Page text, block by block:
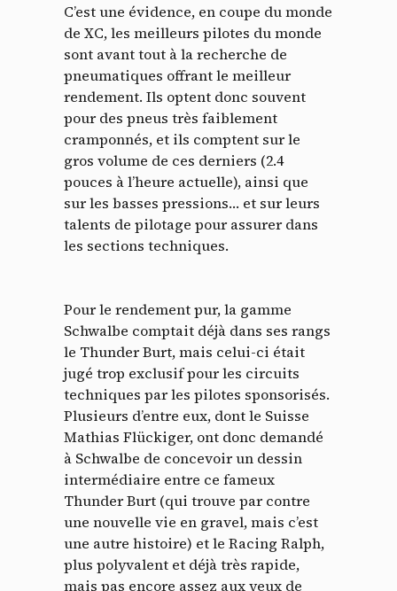
C’est une évidence, en coupe du monde
de XC, les meilleurs pilotes du monde
sont avant tout à la recherche de
pneumatiques offrant le meilleur
rendement. Ils optent donc souvent
pour des pneus très faiblement
cramponnés, et ils comptent sur le
gros volume de ces derniers (2.4
pouces à l’heure actuelle), ainsi que
sur les basses pressions… et sur leurs
talents de pilotage pour assurer dans
les sections techniques.
Pour le rendement pur, la gamme
Schwalbe comptait déjà dans ses rangs
le Thunder Burt, mais celui-ci était
jugé trop exclusif pour les circuits
techniques par les pilotes sponsorisés.
Plusieurs d’entre eux, dont le Suisse
Mathias Flückiger, ont donc demandé
à Schwalbe de concevoir un dessin
intermédiaire entre ce fameux
Thunder Burt (qui trouve par contre
une nouvelle vie en gravel, mais c’est
une autre histoire) et le Racing Ralph,
plus polyvalent et déjà très rapide,
mais pas encore assez aux yeux de